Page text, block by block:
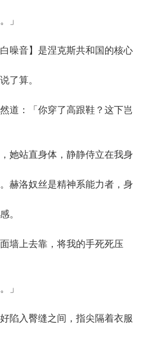
」
音】是涅克斯共和国的核心
了算。
：「你穿了高跟鞋？这下岂
站直身体，静静侍立在我身
赫洛奴丝是精神系能力者，身
。
上去靠，将我的手死死压
」
入臀缝之间，指尖隔着衣服